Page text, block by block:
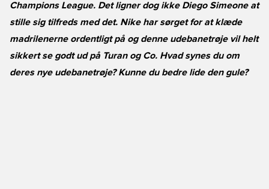
Champions League. Det ligner dog ikke Diego Simeone at
stille sig tilfreds med det. Nike har sørget for at klæde
madrilenerne ordentligt på og denne udebanetrøje vil helt
sikkert se godt ud på Turan og Co. Hvad synes du om
deres nye udebanetrøje? Kunne du bedre lide den gule?